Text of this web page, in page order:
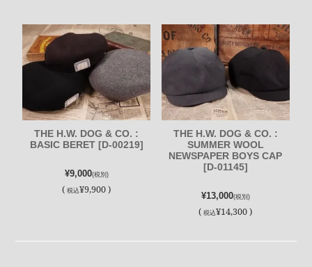
THE H.W. DOG & CO. :
BASIC BERET [D-00219]
¥9,000(税別)
(税込¥9,900 )
THE H.W. DOG & CO. :
SUMMER WOOL
NEWSPAPER BOYS CAP
[D-01145]
¥13,000(税別)
(税込¥14,300 )